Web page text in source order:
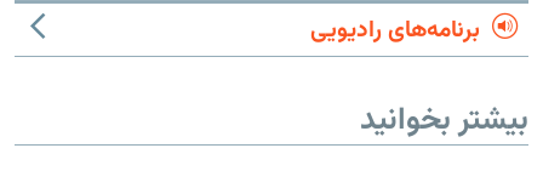
برنامه‌های رادیویی
بیشتر بخوانید